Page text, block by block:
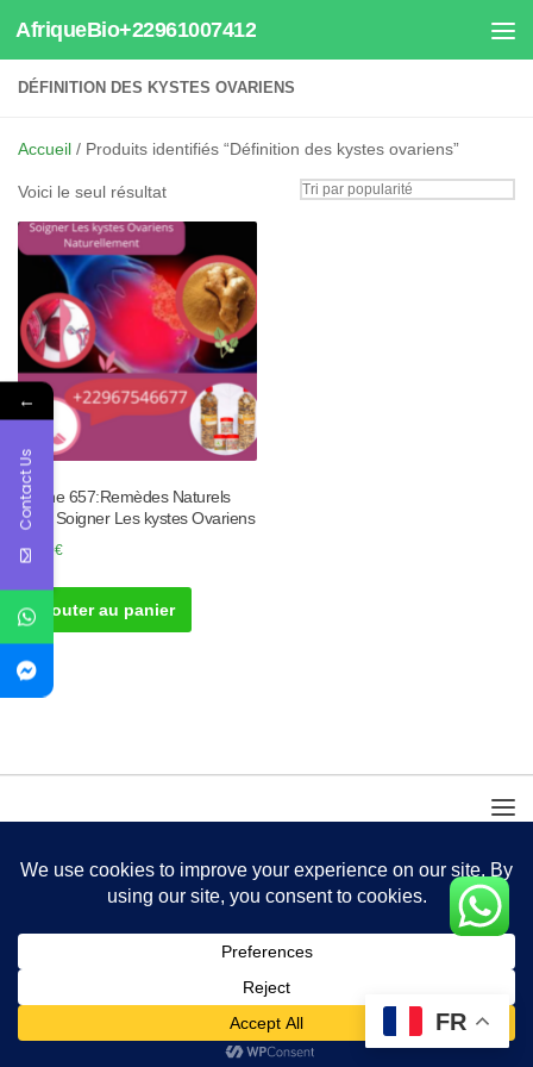
Au dessous du contenu
AfriqueBio+22961007412
DÉFINITION DES KYSTES OVARIENS
Accueil / Produits identifiés “Définition des kystes ovariens”
Voici le seul résultat
Tisane 657:Remèdes Naturels
Pour Soigner Les kystes Ovariens
30.00€
Ajouter au panier
FR
←
Contact Us